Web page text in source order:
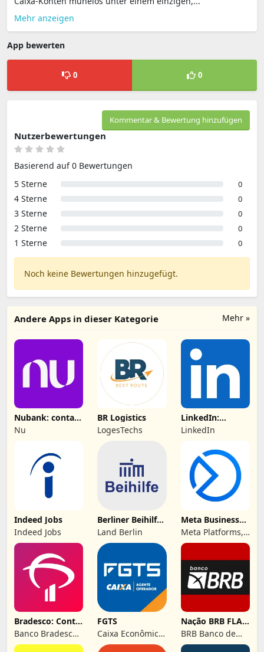
Mehr anzeigen
App bewerten
0 0
Kommentar & Bewertung hinzufügen
Nutzerbewertungen
Basierend auf 0 Bewertungen
5 Sterne
0
4 Sterne 0
3 Sterne 0
2 Sterne 0
1 Sterne 0
Noch keine Bewertungen hinzugefügt.
Mehr »
Andere Apps in dieser Kategorie
Nubank: conta,
cartão e mais
Nu
BR Logistics
LogesTechs
LinkedIn:
Business-
Netzwerk
LinkedIn
Indeed Jobs
Indeed Jobs
Berliner Beihilfe
App
Land Berlin
Meta Business
Suite
Meta Platforms,
Inc.
Bradesco: Conta,
Cartão e Pix!
Banco Bradesco
SA
FGTS
Caixa Econômica
Federal
Nação BRB FLA:
Banco da Nação
BRB Banco de
Brasilia S/A